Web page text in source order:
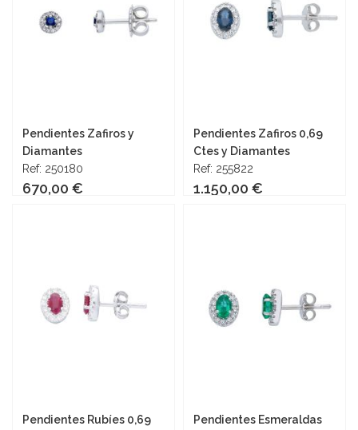
Pendientes Zafiros y
Diamantes
Ref: 250180
670,00 €
Pendientes Zafiros 0,69
Ctes y Diamantes
Ref: 255822
1.150,00 €
Pendientes Rubíes 0,69
Pendientes Esmeraldas